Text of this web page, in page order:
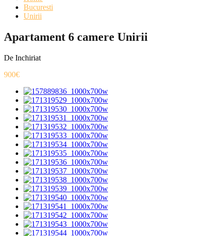
Bucuresti
Unirii
Apartament 6 camere Unirii
De Inchiriat
900€